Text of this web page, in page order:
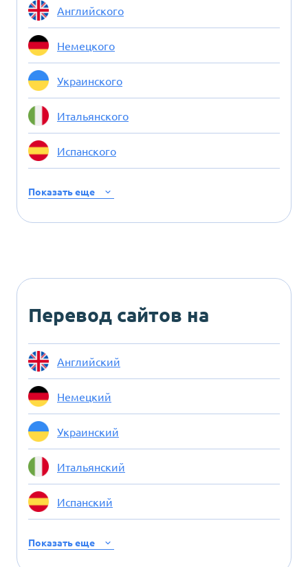
Английского
Немецкого
Украинского
Итальянского
Испанского
Показать еще
Перевод сайтов на
Английский
Немецкий
Украинский
Итальянский
Испанский
Показать еще